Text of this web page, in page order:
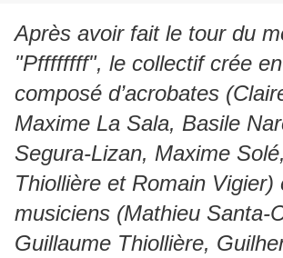
Après avoir fait le tour du
"Pffffffff", le collectif crée
composé d’acrobates
Maxime La Sala, Basile
Segura-Lizan, Maxime
Thiollière et Romain Vigier)
musiciens (Mathieu Santa-
Guillaume Thiollière,